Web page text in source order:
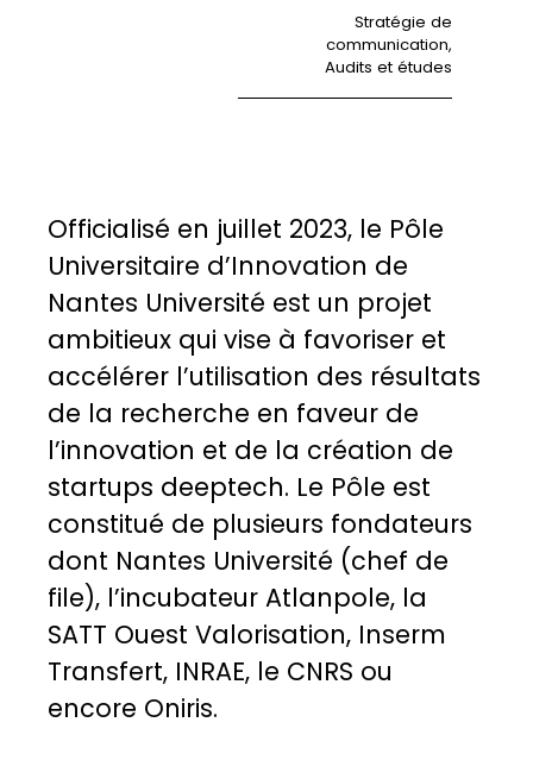
Stratégie de
communication,
Audits et études
Officialisé en juillet 2023, le Pôle
Universitaire d’Innovation de
Nantes Université est un projet
ambitieux qui vise à favoriser et
accélérer l’utilisation des résultats
de la recherche en faveur de
l’innovation et de la création de
startups deeptech. Le Pôle est
constitué de plusieurs fondateurs
dont Nantes Université (chef de
file), l’incubateur Atlanpole, la
SATT Ouest Valorisation, Inserm
Transfert, INRAE, le CNRS ou
encore Oniris.